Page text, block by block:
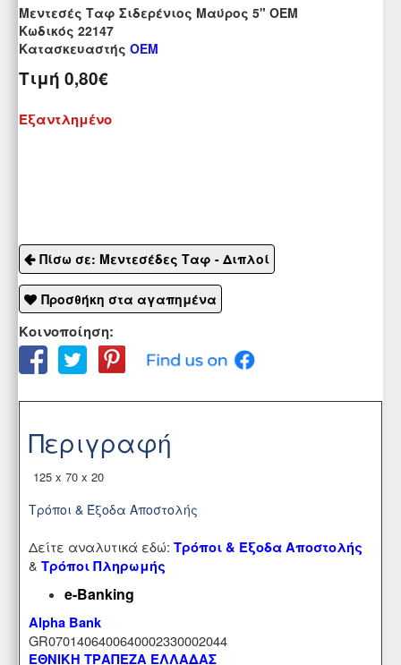
Μεντεσές Ταφ Σιδερένιος Μαύρος 5" OEM
Kωδικός 22147
Κατασκευαστής OEM
Τιμή 0,80€
Εξαντλημένο
Πίσω σε: Μεντεσέδες Ταφ - Διπλοί
Προσθήκη στα αγαπημένα
Κοινοποίηση:
Περιγραφή
125 x 70 x 20
Τρόποι & Έξοδα Αποστολής
Δείτε αναλυτικά εδώ: Τρόποι & Έξοδα Αποστολής
& Τρόποι Πληρωμής
e-Banking
Alpha Bank
GR0701406400640002330002044
ΕΘΝΙΚΗ ΤΡΑΠΕΖΑ ΕΛΛΑΔΑΣ